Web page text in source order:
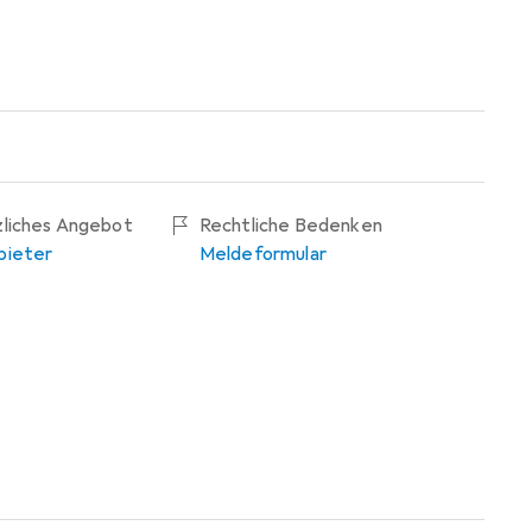
Angebot
Rechtliche Bedenken
Meldeformular